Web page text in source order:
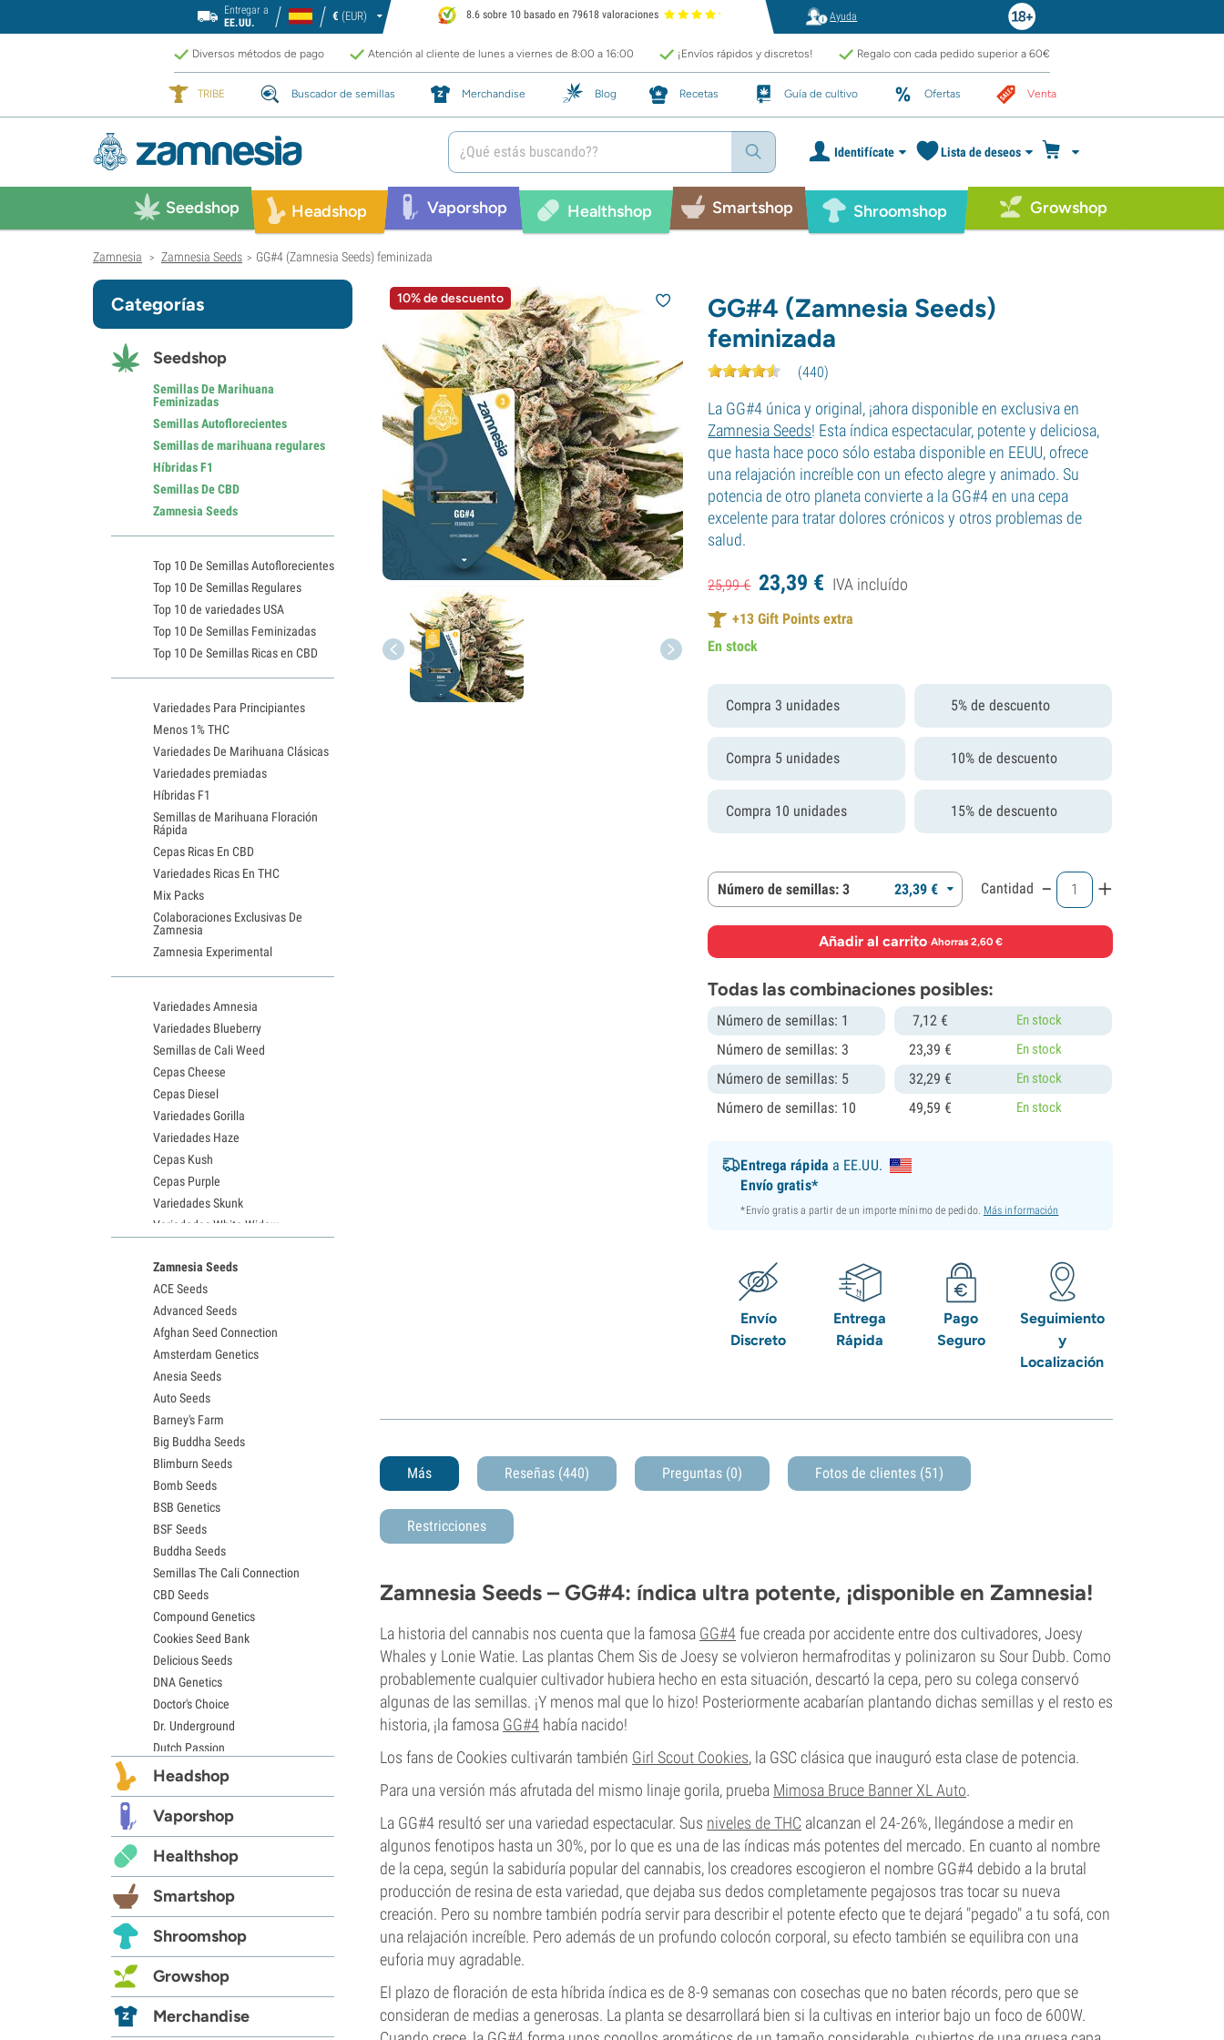
Entregar a
EE.UU.
€ (EUR) 8.6 sobre 10 basado en 79618 valoraciones Ayuda
Diversos métodos de pago Atención al cliente de lunes a viernes de 8:00 a 16:00 ¡Envíos rápidos y discretos! Regalo con cada pedido superior a 60€
TRIBE Buscador de semillas Merchandise Blog Recetas Guía de cultivo Ofertas Venta
Identifícate Lista de deseos
Seedshop Headshop Vaporshop Healthshop Smartshop Shroomshop Growshop
Zamnesia > Zamnesia Seeds > GG#4 (Zamnesia Seeds) feminizada
10% de descuento
GG#4 (Zamnesia Seeds)
feminizada
(440)
La GG#4 única y original, ¡ahora disponible en exclusiva en
Zamnesia Seeds! Esta índica espectacular, potente y deliciosa,
que hasta hace poco sólo estaba disponible en EEUU, ofrece
una relajación increíble con un efecto alegre y animado. Su
potencia de otro planeta convierte a la GG#4 en una cepa
excelente para tratar dolores crónicos y otros problemas de
salud.
25,99€ 23,39 € IVA incluído
+13 Gift Points extra
En stock
Compra 3 unidades 5% de descuento
Compra 5 unidades 10% de descuento
Compra 10 unidades 15% de descuento
Número de semillas: 3 23,39 € Cantidad - +
Añadir al carrito·Ahorras 2,60 €
Todas las combinaciones posibles:
Número de semillas: 1 7,12 € En stock
Número de semillas: 3 23,39 € En stock
Número de semillas: 5 32,29 € En stock
Número de semillas: 10 49,59 € En stock
Entrega rápida a EE.UU.
Envío gratis*
*Envío gratis a partir de un importe mínimo de pedido. Más información
Envío
Discreto
Entrega
Rápida
Pago
Seguro
Seguimiento
y
Localización
Más Reseñas (440) Preguntas (0) Fotos de clientes (51)
Restricciones
Zamnesia Seeds – GG#4: índica ultra potente, ¡disponible en Zamnesia!
La historia del cannabis nos cuenta que la famosa GG#4fue creada por accidente entre dos cultivadores, Joesy
Whales y Lonie Watie. Las plantas Chem Sis de Joesy se volvieron hermafroditas y polinizaron su Sour Dubb. Como
probablemente cualquier cultivador hubiera hecho en esta situación, descartó la cepa, pero su colega conservó
algunas de las semillas. ¡Y menos mal que lo hizo! Posteriormente acabarían plantando dichas semillas y el resto es
historia, ¡la famosa GG#4 había nacido!
Los fans de Cookies cultivarán también Girl Scout Cookies, la GSC clásica que inauguró esta clase de potencia.
Para una versión más afrutada del mismo linaje gorila, prueba Mimosa Bruce Banner XL Auto.
La GG#4 resultó ser una variedad espectacular. Sus niveles de THC alcanzan el 24-26%, llegándose a medir en
algunos fenotipos hasta un 30%, por lo que es una de las índicas más potentes del mercado. En cuanto al nombre
de la cepa, según la sabiduría popular del cannabis, los creadores escogieron el nombre GG#4 debido a la brutal
producción de resina de esta variedad, que dejaba sus dedos completamente pegajosos tras tocar su nueva
creación. Pero su nombre también podría servir para describir el potente efecto que te dejará "pegado" a tu sofá, con
una relajación increíble. Pero además de un profundo colocón corporal, su efecto también se equilibra con una
euforia muy agradable.
El plazo de floración de esta híbrida índica es de 8-9 semanas con cosechas que no baten récords, pero que se
consideran de medias a generosas. La planta se desarrollará bien si la cultivas en interior bajo un foco de 600W.
Categorías
Seedshop
Semillas De Marihuana
Feminizadas
Semillas Autoflorecientes
Semillas de marihuana regulares
Híbridas F1
Semillas De CBD
Zamnesia Seeds
Top 10 De Semillas Autoflorecientes
Top 10 De Semillas Regulares
Top 10 de variedades USA
Top 10 De Semillas Feminizadas
Top 10 De Semillas Ricas en CBD
Variedades Para Principiantes
Menos 1% THC
Variedades De Marihuana Clásicas
Variedades premiadas
Híbridas F1
Semillas de Marihuana Floración
Rápida
Cepas Ricas En CBD
Variedades Ricas En THC
Mix Packs
Colaboraciones Exclusivas De
Zamnesia
Zamnesia Experimental
Variedades Amnesia
Variedades Blueberry
Semillas de Cali Weed
Cepas Cheese
Cepas Diesel
Variedades Gorilla
Variedades Haze
Cepas Kush
Cepas Purple
Variedades Skunk
Variedades White Widow
Semillas de Granddaddy Purple
Semillas de OG Kush
Semillas de Blue Dream
Semillas de Lemon Haze
Semillas de Bruce Banner
Semillas de Gelato
Semillas de Sour Diesel
Semillas de Jack Herer
Semillas de Girl Scout Cookies
Semillas de Wedding Cake
Semillas de Zkittlez
Semillas de Pineapple Express
Semillas de Chemdawg
Semillas de Hindu Kush
Semillas de Mimosa
Zamnesia Seeds
ACE Seeds
Advanced Seeds
Afghan Seed Connection
Amsterdam Genetics
Anesia Seeds
Auto Seeds
Barney's Farm
Big Buddha Seeds
Blimburn Seeds
Bomb Seeds
BSB Genetics
BSF Seeds
Buddha Seeds
Semillas The Cali Connection
CBD Seeds
Compound Genetics
Cookies Seed Bank
Delicious Seeds
DNA Genetics
Doctor's Choice
Dr. Underground
Dutch Passion
Elite Seeds
Exotic Seed
Expert Seeds
FastBuds
Female Seeds
French Touch Seeds
Garden of Green
GeneSeeds
G13 Labs
Grass-O-Matic
Headshop
Vaporshop
Healthshop
Smartshop
Shroomshop
Growshop
Merchandise